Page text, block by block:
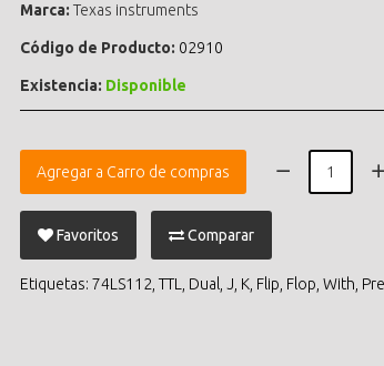
Marca: Texas instruments
Código de Producto: 02910
Existencia: Disponible
Agregar a Carro de compras
Favoritos Comparar
Etiquetas: 74LS112 TTL Dual J K Flip Flop With